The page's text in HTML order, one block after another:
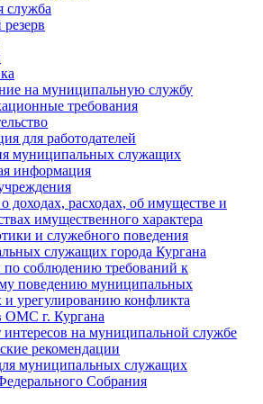
служба
на муниципальную службу
требования
для работодателей
муниципальных служащих
информация
доходах, расходах, об имуществе и
имущественного характера
и служебного поведения
служащих города Кургана
соблюдению требований к
поведению муниципальных
урегулированию конфликта
ОМС г. Кургана
на муниципальной службе
рекомендации
муниципальных служащих
Cобрания